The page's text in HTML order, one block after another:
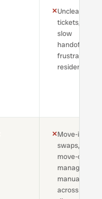
✕Unclear
tickets,
slow
handoffs,
frustrated
residents
✕Move-ins,
swaps, and
move-outs
managed
manually
across